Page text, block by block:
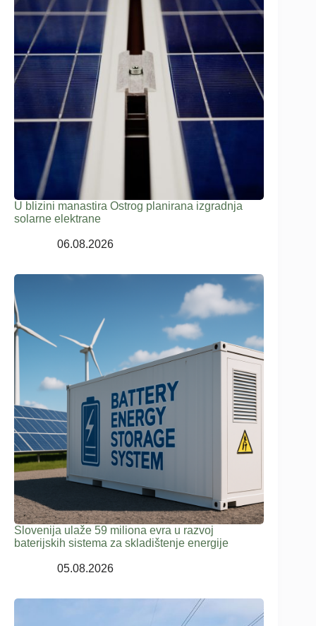
U blizini manastira Ostrog planirana izgradnja
solarne elektrane
06.08.2026
Slovenija ulaže 59 miliona evra u razvoj
baterijskih sistema za skladištenje energije
05.08.2026